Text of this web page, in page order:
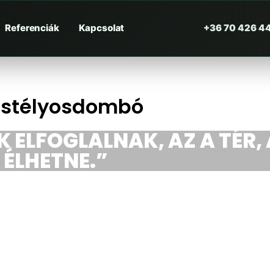
Referenciák Kapcsolat +36 70 426
ELFOGLALNAK, AZ A